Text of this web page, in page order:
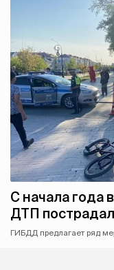
С начала года
ДТП
ГИБДД предлагает ряд